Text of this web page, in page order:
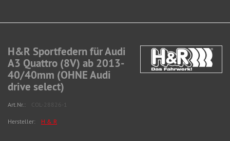
H&R Sportfedern für Audi
A3 Quattro (8V) ab 2013-
40/40mm (OHNE Audi
drive select)
Art.Nr.: COL-28826-1
Hersteller: H & R